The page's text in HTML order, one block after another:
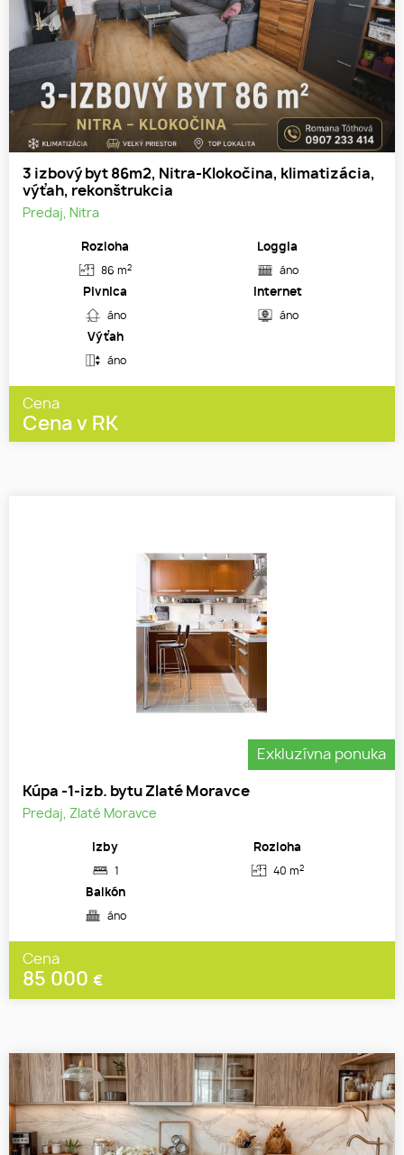
3 izbový byt 86m2, Nitra-Klokočina, klimatizácia,
výťah, rekonštrukcia
Predaj, Nitra
Rozloha
86 m2
Loggia
áno
Pivnica
áno
Internet
áno
Výťah
áno
Cena
Cena v RK
Exkluzívna ponuka
Kúpa -1-izb. bytu Zlaté Moravce
Predaj, Zlaté Moravce
Izby
1
Rozloha
40 m2
Balkón
áno
Cena
85 000 €